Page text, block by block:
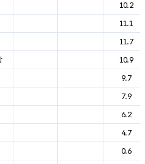
10.2
11.1
11.7
10.9
9.7
7.9
6.2
4.7
0.6